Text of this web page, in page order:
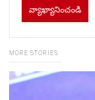
MORE STORIES